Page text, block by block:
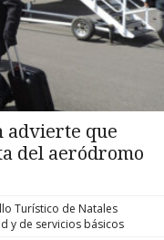
advierte que
del aeródromo
Turístico de Natales
y de servicios básicos